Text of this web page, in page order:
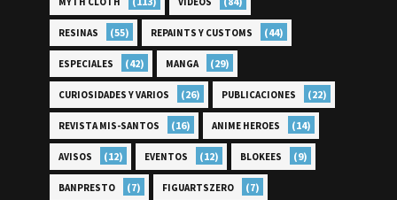
RESINAS (55) REPAINTS Y CUSTOMS (44)
ESPECIALES (42) MANGA (29)
CURIOSIDADES Y VARIOS (26) PUBLICACIONES (22)
REVISTA MIS-SANTOS (16) ANIME HEROES (14)
AVISOS (12) EVENTOS (12) BLOKEES (9)
BANPRESTO (7) FIGUARTSZERO (7)